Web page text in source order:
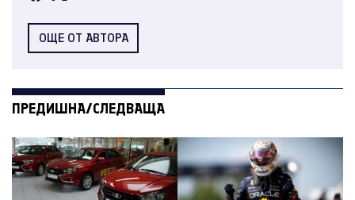
ОЩЕ ОТ АВТОРА
ПРЕДИШНА/СЛЕДВАЩА